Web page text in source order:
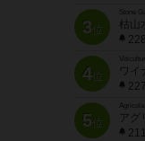
3位
Stone
枯山
4位
Viticulture
ワイ
5位
Agricola
アグ